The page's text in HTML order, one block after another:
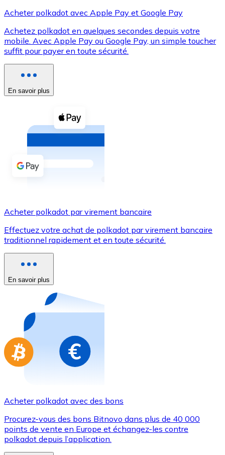
XRP
XRP
Voir toutes
Coupons crypto
Achetez des cryptomonnaies en espèces et d'autres
Acheter avec espèces
Virement SEPA
Utilisez les cartes Visa et Mastercard pour acheter
Acheter avec carte
Nouveau
Achetez des cartes-cadeaux de vos marques
Aller à la boutique de cartes-cadeaux
Acheter polkadot avec Apple Pay et Google Pay
Achetez polkadot en quelques secondes depuis votre
mobile. Avec Apple Pay ou Google Pay, un simple toucher
suffit pour payer en toute sécurité.
En savoir plus
Acheter polkadot par virement bancaire
Effectuez votre achat de polkadot par virement bancaire
traditionnel rapidement et en toute sécurité.
En savoir plus
Acheter polkadot avec des bons
Procurez-vous des bons Bitnovo dans plus de 40 000
points de vente en Europe et échangez-les contre
polkadot depuis l’application.